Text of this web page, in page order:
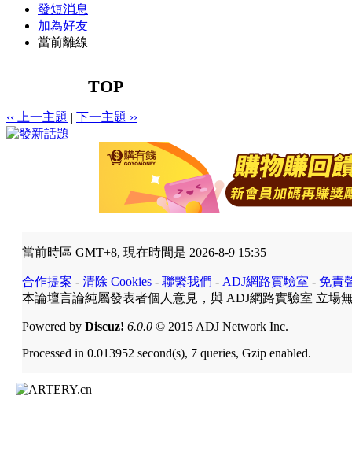
發短消息
加為好友
當前離線
TOP
‹‹ 上一主題 | 下一主題 ››
當前時區 GMT+8, 現在時間是 2026-8-9 15:35
合作提案 - 清除 Cookies - 聯繫我們 - ADJ網路實驗室 - 免責
本論壇言論純屬發表者個人意見，與 ADJ網路實驗室 立場
Powered by Discuz! 6.0.0 © 2015 ADJ Network Inc.
Processed in 0.013952 second(s), 7 queries, Gzip enabled.